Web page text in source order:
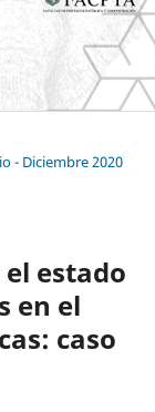
- Diciembre 2020
estado
en el
caso